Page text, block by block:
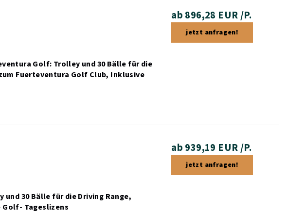
Golf: Trolley und 30 Bälle für die
Fuerteventura Golf Club, Inklusive
ab 896,28 EUR /P.
jetzt anfragen!
und 30 Bälle für die Driving Range,
Golf- Tageslizens
ab 939,19 EUR /P.
jetzt anfragen!